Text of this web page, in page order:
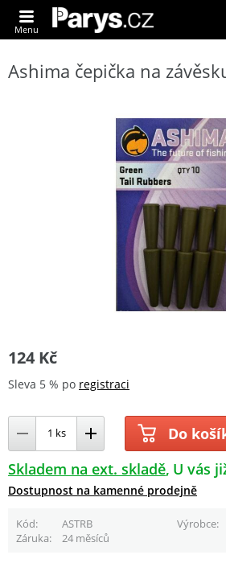
Menu
Ashima čepička na
124 Kč
Sleva 5 % po registraci
Do
Skladem na ext. skladě U vás
Dostupnost na kamenné prodejně
Kód ASTRB Výrobce
Záruka
24 měsíců